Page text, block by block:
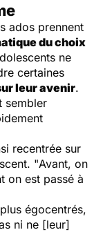
ados prennent
du choix
ne
certaines
leur avenir.
sembler
recentrée sur
"Avant, on
on est passé à
égocentrés,
ni ne [leur]